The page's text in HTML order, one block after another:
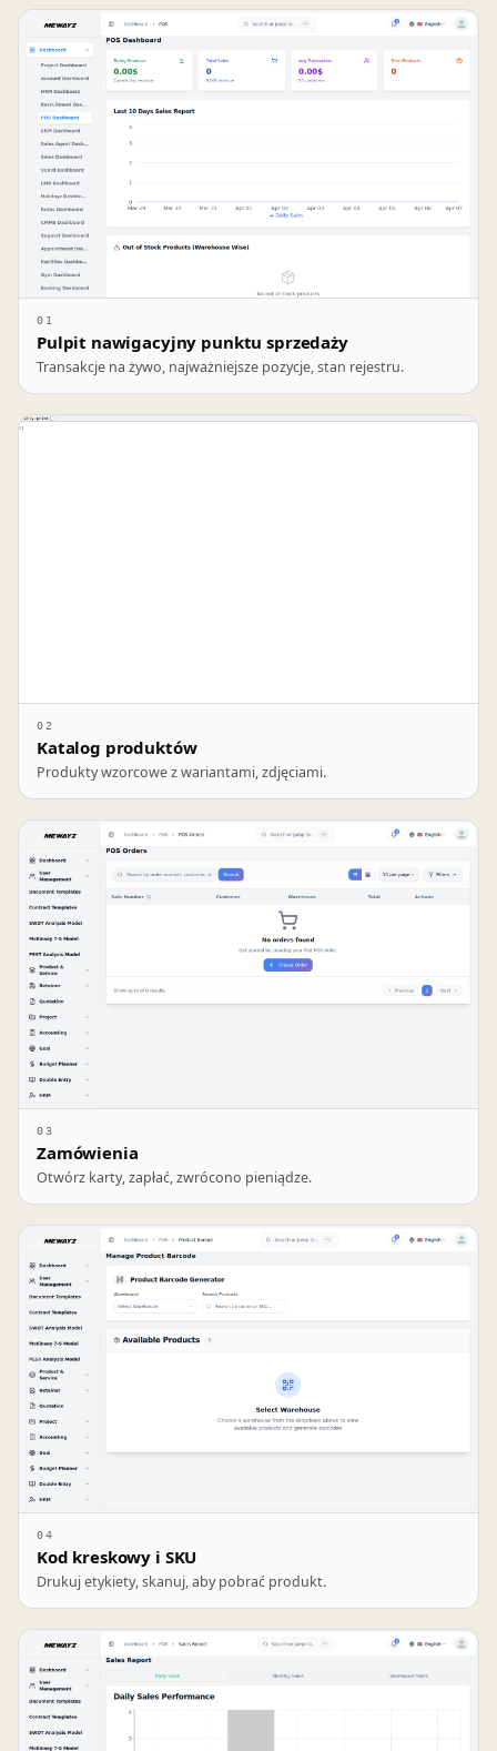
01
Pulpit nawigacyjny punktu sprzedaży
Transakcje na żywo, najważniejsze pozycje, stan rejestru.
02
Katalog produktów
Produkty wzorcowe z wariantami, zdjęciami.
03
Zamówienia
Otwórz karty, zapłać, zwrócono pieniądze.
04
Kod kreskowy i SKU
Drukuj etykiety, skanuj, aby pobrać produkt.